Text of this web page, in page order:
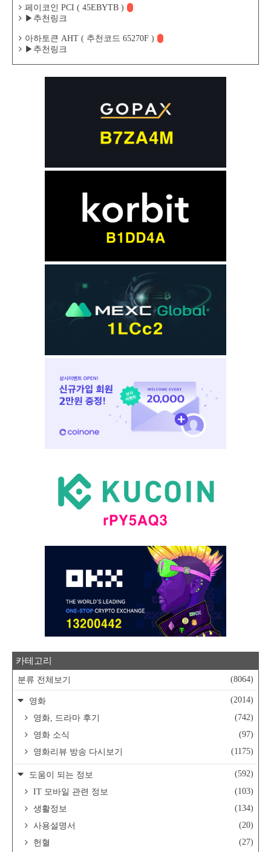
페이코인 PCI ( 45EBYTB )
▶추천링크
아하토큰 AHT ( 추천코드 65270F )
▶추천링크
카테고리
분류 전체보기 (8064)
영화
(2014)
영화, 드라마 후기
(742)
영화 소식
(97)
영화리뷰 방송 다시보기
(1175)
도움이 되는 정보
(592)
IT 모바일 관련 정보
(103)
생활정보
(134)
사용설명서
(20)
헌혈
(27)